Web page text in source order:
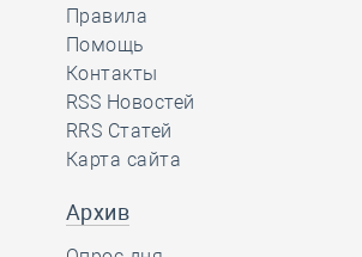
Правила
Помощь
Контакты
RSS Новостей
RRS Статей
Карта сайта
Архив